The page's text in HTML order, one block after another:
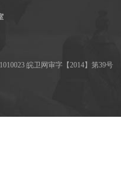
皖卫网审字【2014】第39号